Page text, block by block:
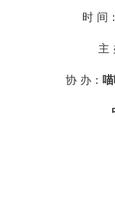
时 间
主
协 办：